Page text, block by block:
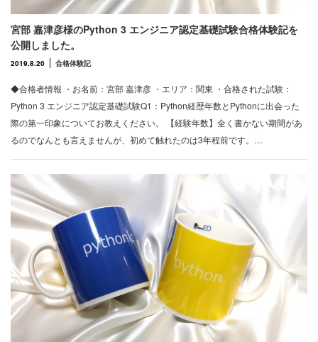
宮部 嘉津彦様のPython 3 エンジニア認定基礎試験合格体験記を
公開しました。
2019.8.20 合格体験記
◆合格者情報 ・お名前：宮部 嘉津彦 ・エリア：関東 ・合格された試験：
Python 3 エンジニア認定基礎試験Q1：Python経歴年数とPythonに出会った
際の第一印象についてお教えください。 【経験年数】全く書かない期間があ
るのでなんとも言えませんが、初めて触れたのは3年程前です。…